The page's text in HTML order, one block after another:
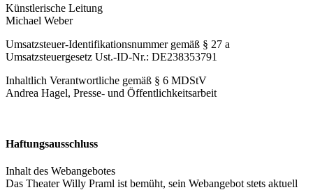
Künstlerische Leitung
Michael Weber
Umsatzsteuer-Identifikationsnummer gemäß § 27 a
Umsatzsteuergesetz Ust.-ID-Nr.: DE238353791
Inhaltlich Verantwortliche gemäß § 6 MDStV
Andrea Hagel, Presse- und Öffentlichkeitsarbeit
Haftungsausschluss
Inhalt des Webangebotes
Das Theater Willy Praml ist bemüht, sein Webangebot stets aktuell